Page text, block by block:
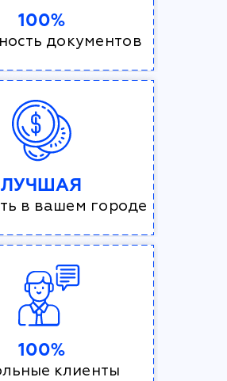
100%
документов
ЛУЧШАЯ
в вашем городе
100%
клиенты